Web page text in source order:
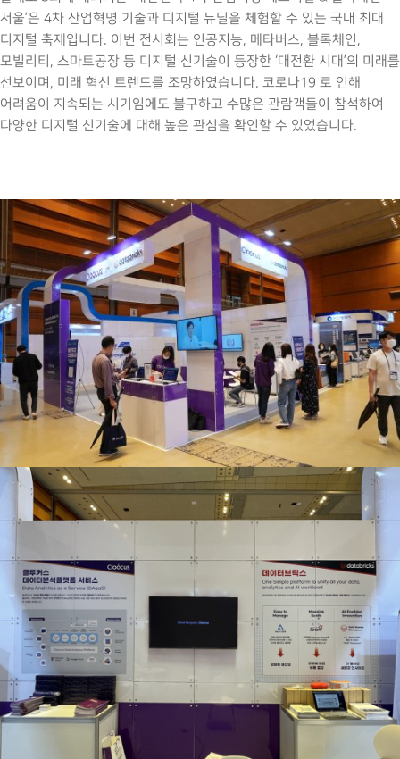
서울’은 4차 산업혁명 기술과 디지털 뉴딜을 체험할 수 있는 국내 최대
디지털 축제입니다. 이번 전시회는 인공지능, 메타버스, 블록체인,
모빌리티, 스마트공장 등 디지털 신기술이 등장한 ‘대전환 시대’의 미래를
선보이며, 미래 혁신 트렌드를 조망하였습니다. 코로나19 로 인해
어려움이 지속되는 시기임에도 불구하고 수많은 관람객들이 참석하여
다양한 디지털 신기술에 대해 높은 관심을 확인할 수 있었습니다.